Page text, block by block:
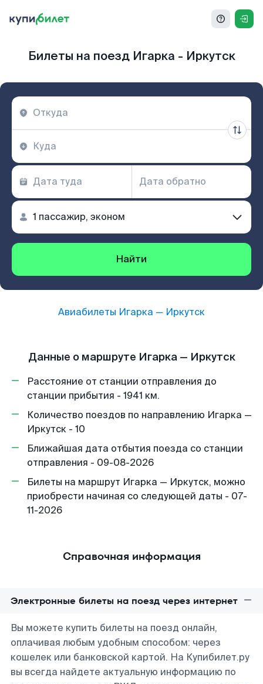
Билеты на поезд Игарка - Иркутск
Найти
Авиабилеты Игарка — Иркутск
Данные о маршруте Игарка — Иркутск
Расстояние от станции отправления до
станции прибытия - 1941 км.
Количество поездов по направлению Игарка —
Иркутск - 10
Ближайшая дата отбытия поезда со станции
отправления - 09-08-2026
Билеты на маршрут Игарка — Иркутск, можно
приобрести начиная со следующей даты - 07-
11-2026
Справочная информация
Электронные билеты на поезд через интернет
Вы можете купить билеты на поезд онлайн,
оплачивая любым удобным способом: через
кошелек или банковской картой. На Купибилет.ру
вы всегда найдете актуальную информацию по